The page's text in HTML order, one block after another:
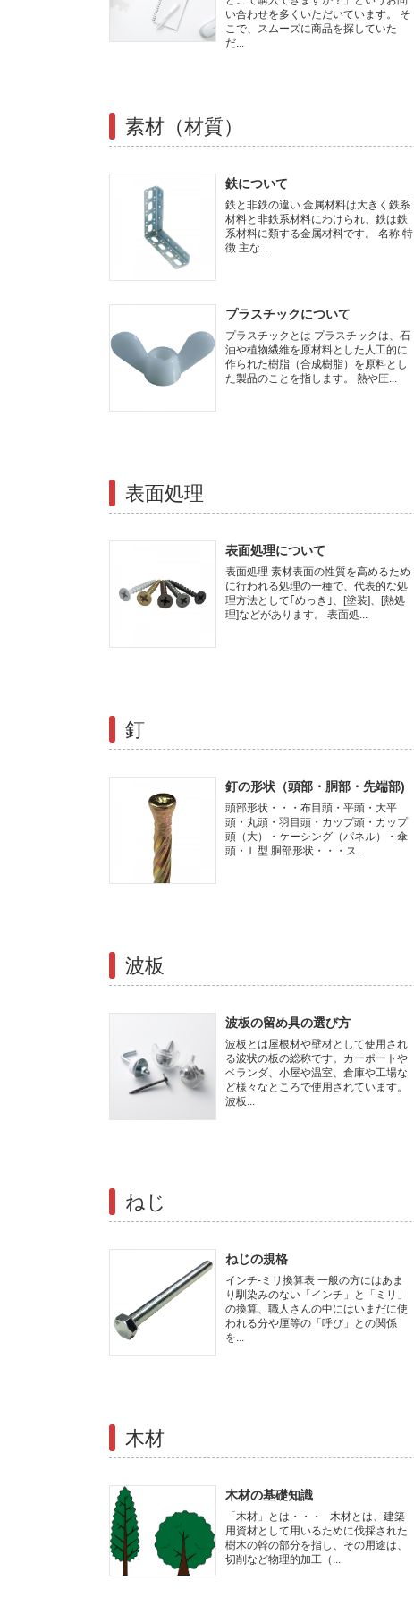
い合わせを多くいただいています。 そ
こで、スムーズに商品を探していた
だ...
素材（材質）
鉄について
鉄と非鉄の違い 金属材料は大きく鉄系
材料と非鉄系材料にわけられ、鉄は鉄
系材料に類する金属材料です。 名称 特
徴 主な...
プラスチックについて
プラスチックとは プラスチックは、石
油や植物繊維を原材料とした人工的に
作られた樹脂（合成樹脂）を原料とし
た製品のことを指します。 熱や圧...
表面処理
表面処理について
表面処理 素材表面の性質を高めるため
に行われる処理の一種で、代表的な処
理方法として｢めっき｣、[塗装]、[熱処
理]などがあります。 表面処...
釘
釘の形状（頭部・胴部・先端部)
頭部形状・・・布目頭・平頭・大平
頭・丸頭・羽目頭・カップ頭・カップ
頭（大）・ケーシング（パネル）・傘
頭・Ｌ型 胴部形状・・・ス...
波板
波板の留め具の選び方
波板とは屋根材や壁材として使用され
る波状の板の総称です。カーポートや
ベランダ、小屋や温室、倉庫や工場な
ど様々なところで使用されています。
波板...
ねじ
ねじの規格
インチ-ミリ換算表 一般の方にはあま
り馴染みのない「インチ」と「ミリ」
の換算、職人さんの中にはいまだに使
われる分や厘等の「呼び」との関係
を...
木材
木材の基礎知識
「木材」とは・・・ 木材とは、建築
用資材として用いるために伐採された
樹木の幹の部分を指し、その用途は、
切削など物理的加工（...